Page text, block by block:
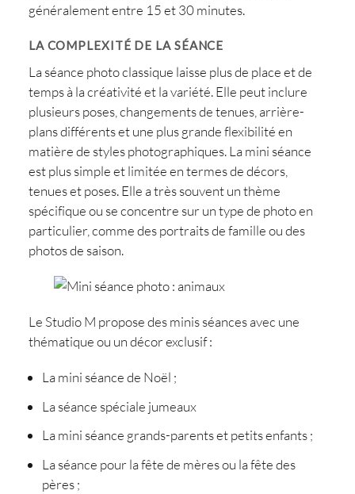
généralement entre 15 et 30 minutes.
LA COMPLEXITÉ DE LA SÉANCE
La séance photo classique laisse plus de place et de
temps à la créativité et la variété. Elle peut inclure
plusieurs poses, changements de tenues, arrière-
plans différents et une plus grande flexibilité en
matière de styles photographiques. La mini séance
est plus simple et limitée en termes de décors,
tenues et poses. Elle a très souvent un thème
spécifique ou se concentre sur un type de photo en
particulier, comme des portraits de famille ou des
photos de saison.
Le Studio M propose des minis séances avec une
thématique ou un décor exclusif :
La mini séance de Noël ;
La séance spéciale jumeaux
La mini séance grands-parents et petits enfants ;
La séance pour la fête de mères ou la fête des
pères ;